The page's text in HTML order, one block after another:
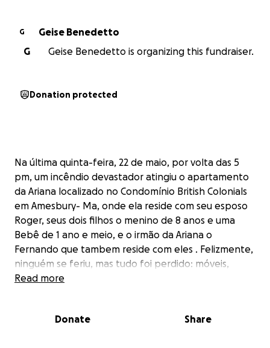
G
Geise Benedetto
G
Geise Benedetto is organizing this fundraiser.
Donation protected
Na última quinta-feira, 22 de maio, por volta das 5
pm, um incêndio devastador atingiu o apartamento
da Ariana localizado no Condomínio British Colonials
em Amesbury- Ma, onde ela reside com seu esposo
Roger, seus dois filhos o menino de 8 anos e uma
Bebê de 1 ano e meio, e o irmão da Ariana o
Fernando que tambem reside com eles . Felizmente,
ninguém se feriu, mas tudo foi perdido: móveis,
roupas, calçados, brinquedos das crianças,
Read more
Donate Share